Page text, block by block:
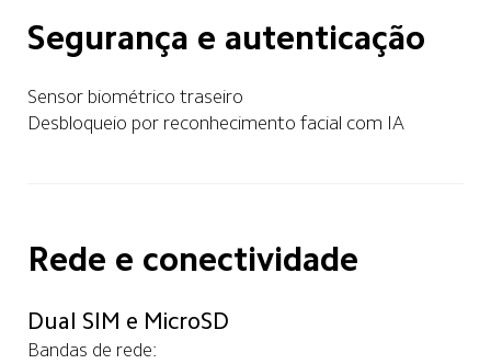
Segurança e autenticação
Sensor biométrico traseiro
Desbloqueio por reconhecimento facial com IA
Rede e conectividade
Dual SIM e MicroSD
Bandas de rede: